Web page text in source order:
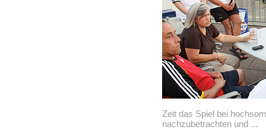
Zeit das Spiel bei
nachzubetrachten und ...